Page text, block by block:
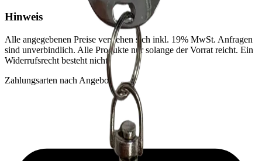
Hinweis
Alle angegebenen Preise verstehen sich inkl. 19% MwSt. Anfragen
sind unverbindlich. Alle Produkte nur solange der Vorrat reicht. Ein
Widerrufsrecht besteht nicht.
Zahlungsarten nach Angebot